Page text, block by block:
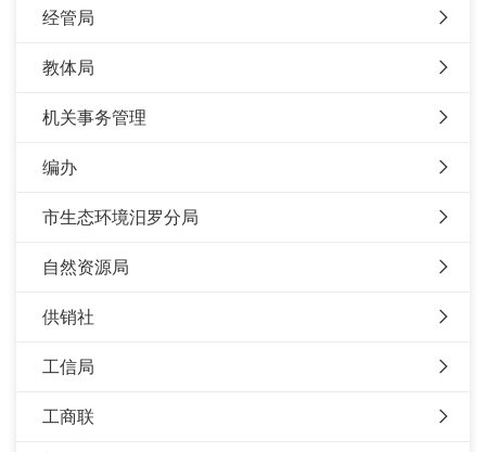
经管局
教体局
机关事务管理
编办
市生态环境汨罗分局
自然资源局
供销社
工信局
工商联